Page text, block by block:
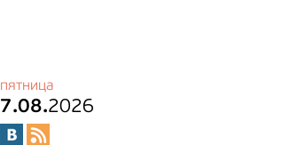
пятница
7.08.2026